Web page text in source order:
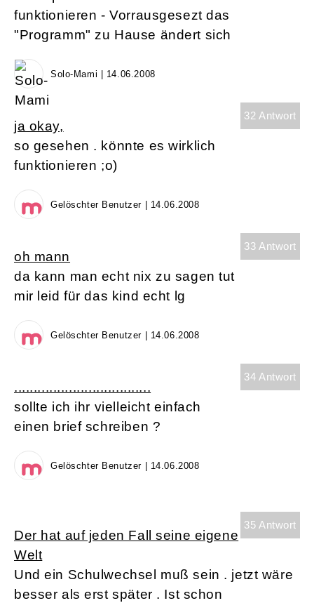
funktionieren - Vorrausgesezt das
"Programm" zu Hause ändert sich
Solo-Mami | 14.06.2008
32 Antwort
ja okay,
so gesehen . könnte es wirklich
funktionieren ;o)
Gelöschter Benutzer | 14.06.2008
33 Antwort
oh mann
da kann man echt nix zu sagen tut
mir leid für das kind echt lg
Gelöschter Benutzer | 14.06.2008
34 Antwort
...................................
sollte ich ihr vielleicht einfach
einen brief schreiben ?
Gelöschter Benutzer | 14.06.2008
35 Antwort
Der hat auf jeden Fall seine eigene
Welt
Und ein Schulwechsel muß sein . jetzt wäre
besser als erst später . Ist schon